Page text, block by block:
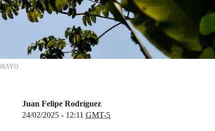
Juan Felipe Rodríguez
24/02/2025 - 12:11 GMT-5